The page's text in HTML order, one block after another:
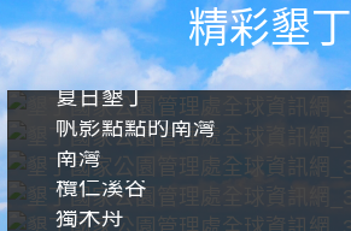
精彩墾丁
夏日墾丁
帆影點點的南灣
南灣
欖仁溪谷
獨木舟